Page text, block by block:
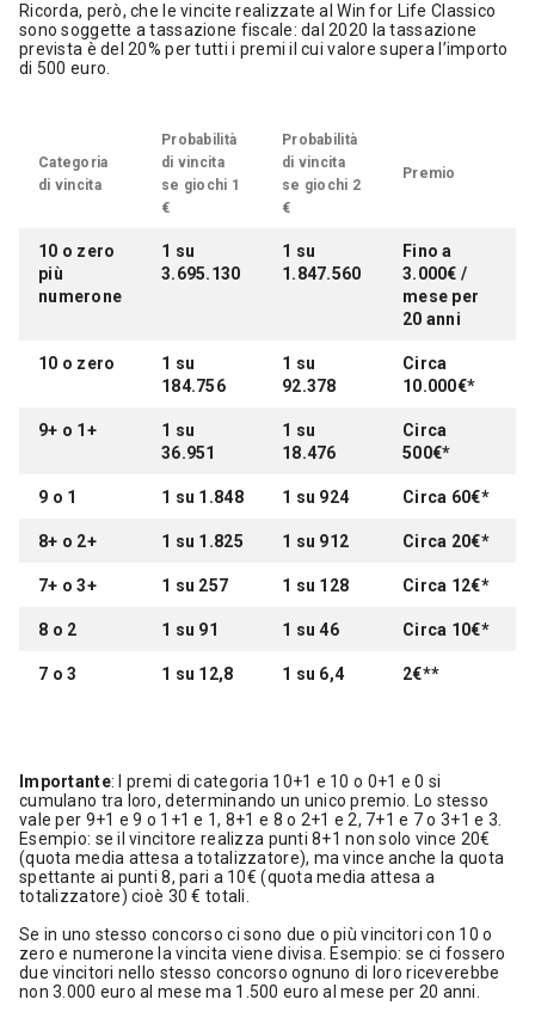
Ricorda, però, che le vincite realizzate al Win for Life Classico
sono soggette a tassazione fiscale: dal 2020 la tassazione
prevista è del 20% per tutti i premi il cui valore supera l’importo
di 500 euro.
Categoria
di vincita
Probabilità
di vincita
se giochi 1
€
Probabilità
di vincita
se giochi 2
€
Premio
10 o zero
più
numerone
1 su
3.695.130
1 su
1.847.560
Fino a
3.000€ /
mese per
20 anni
10 o zero
1 su
184.756
1 su
92.378
Circa
10.000€*
9+ o 1+
1 su
36.951
1 su
18.476
Circa
500€*
9 o 1 1 su 1.848 1 su 924 Circa 60€*
8+ o 2+ 1 su 1.825 1 su 912 Circa 20€*
7+ o 3+ 1 su 257 1 su 128 Circa 12€*
8 o 2 1 su 91 1 su 46 Circa 10€*
7 o 3 1 su 12,8 1 su 6,4 2€**
Importante: I premi di categoria 10+1 e 10 o 0+1 e 0 si
cumulano tra loro, determinando un unico premio. Lo stesso
vale per 9+1 e 9 o 1+1 e 1, 8+1 e 8 o 2+1 e 2, 7+1 e 7 o 3+1 e 3.
Esempio: se il vincitore realizza punti 8+1 non solo vince 20€
(quota media attesa a totalizzatore), ma vince anche la quota
spettante ai punti 8, pari a 10€ (quota media attesa a
totalizzatore) cioè 30 € totali.
Se in uno stesso concorso ci sono due o più vincitori con 10 o
zero e numerone la vincita viene divisa. Esempio: se ci fossero
due vincitori nello stesso concorso ognuno di loro riceverebbe
non 3.000 euro al mese ma 1.500 euro al mese per 20 anni.